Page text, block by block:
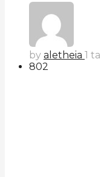
by aletheia 1
802